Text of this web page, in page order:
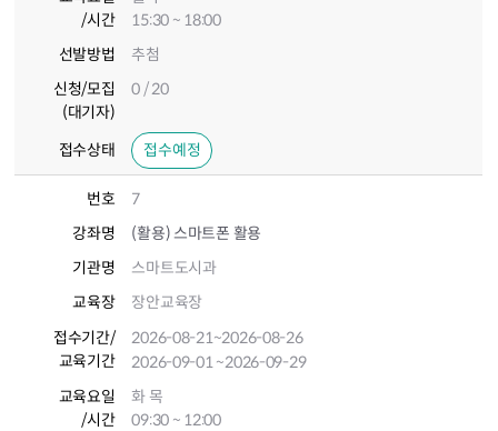
/시간
15:30 ~ 18:00
선발방법
추첨
신청/모집
(대기자)
0 / 20
접수상태 접수예정
번호
7
강좌명
(활용) 스마트폰 활용
기관명
스마트도시과
교육장
장안교육장
접수기간/
교육기간
2026-08-21~2026-08-26
2026-09-01~2026-09-29
교육요일
/시간
화 목
09:30 ~ 12:00